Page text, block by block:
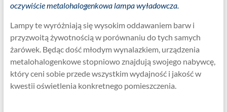
oczywiście metalohalogenkowa lampa wyładowcza.
Lampy te wyróżniają się wysokim oddawaniem barw i
przyzwoitą żywotnością w porównaniu do tych samych
żarówek. Będąc dość młodym wynalazkiem, urządzenia
metalohalogenkowe stopniowo znajdują swojego nabywcę,
który ceni sobie przede wszystkim wydajność i jakość w
kwestii oświetlenia konkretnego pomieszczenia.